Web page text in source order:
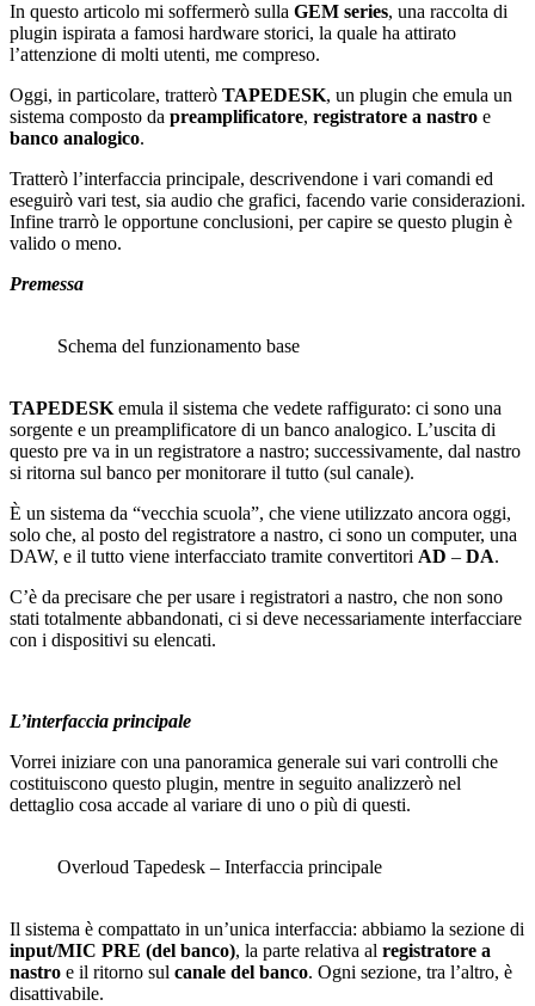
In questo articolo mi soffermerò sulla GEM series, una raccolta di
plugin ispirata a famosi hardware storici, la quale ha attirato
l’attenzione di molti utenti, me compreso.
Oggi, in particolare, tratterò TAPEDESK, un plugin che emula un
sistema composto da preamplificatore, registratore a nastro e
banco analogico.
Tratterò l’interfaccia principale, descrivendone i vari comandi ed
eseguirò vari test, sia audio che grafici, facendo varie considerazioni.
Infine trarrò le opportune conclusioni, per capire se questo plugin è
valido o meno.
Premessa
Schema del funzionamento base
TAPEDESK emula il sistema che vedete raffigurato: ci sono una
sorgente e un preamplificatore di un banco analogico. L’uscita di
questo pre va in un registratore a nastro; successivamente, dal nastro
si ritorna sul banco per monitorare il tutto (sul canale).
È un sistema da “vecchia scuola”, che viene utilizzato ancora oggi,
solo che, al posto del registratore a nastro, ci sono un computer, una
DAW, e il tutto viene interfacciato tramite convertitori AD – DA.
C’è da precisare che per usare i registratori a nastro, che non sono
stati totalmente abbandonati, ci si deve necessariamente interfacciare
con i dispositivi su elencati.
L’interfaccia principale
Vorrei iniziare con una panoramica generale sui vari controlli che
costituiscono questo plugin, mentre in seguito analizzerò nel
dettaglio cosa accade al variare di uno o più di questi.
Overloud Tapedesk – Interfaccia principale
Il sistema è compattato in un’unica interfaccia: abbiamo la sezione di
input/MIC PRE (del banco), la parte relativa al registratore a
nastro e il ritorno sul canale del banco. Ogni sezione, tra l’altro, è
disattivabile.